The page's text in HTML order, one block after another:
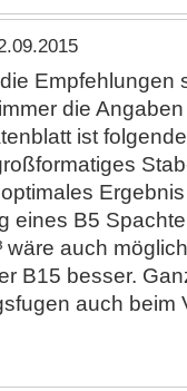
Empfehlungen
die
ist
eines B5
auch
B15 besser.
auch beim